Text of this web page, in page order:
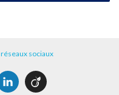
sociaux
LinkedIn